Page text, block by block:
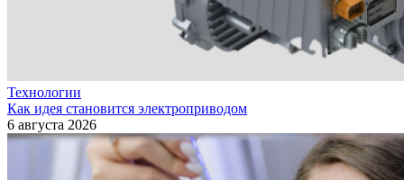
Технологии
Как идея становится электроприводом
6 августа 2026